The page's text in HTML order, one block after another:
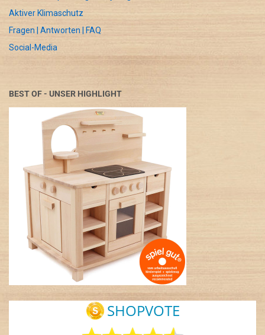
Aktiver Klimaschutz
Fragen | Antworten | FAQ
Social-Media
BEST OF - UNSER HIGHLIGHT